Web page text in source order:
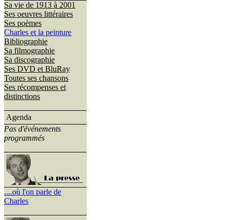
Sa vie de 1913 à 2001
Ses oeuvres littéraires
Ses poèmes
Charles et la peinture
Bibliographie
Sa filmographie
Sa discographie
Ses DVD et BluRay
Toutes ses chansons
Ses récompenses et
distinctions
Agenda
Pas d'événements
programmés
....où l'on parle de
Charles